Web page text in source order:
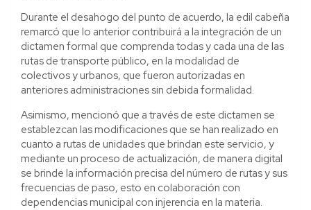
Durante el desahogo del punto de acuerdo, la edil cabeña
remarcó que lo anterior contribuirá a la integración de un
dictamen formal que comprenda todas y cada una de las
rutas de transporte público, en la modalidad de
colectivos y urbanos, que fueron autorizadas en
anteriores administraciones sin debida formalidad.
Asimismo, mencionó que a través de este dictamen se
establezcan las modificaciones que se han realizado en
cuanto a rutas de unidades que brindan este servicio, y
mediante un proceso de actualización, de manera digital
se brinde la información precisa del número de rutas y sus
frecuencias de paso, esto en colaboración con
dependencias municipal con injerencia en la materia.